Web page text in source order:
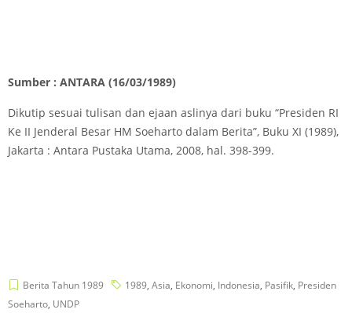
Sumber : ANTARA (16/03/1989)
Dikutip sesuai tulisan dan ejaan aslinya dari buku “Presiden RI
Ke II Jenderal Besar HM Soeharto dalam Berita”, Buku XI (1989),
Jakarta : Antara Pustaka Utama, 2008, hal. 398-399.
Berita Tahun 1989 1989, Asia, Ekonomi, Indonesia, Pasifik, Presiden
Soeharto, UNDP